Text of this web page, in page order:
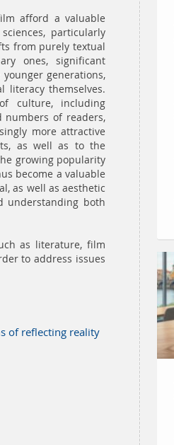
afford a valuable
particularly
from purely textual
ones, significant
generations,
literacy themselves.
culture, including
of readers,
more attractive
as well as to the
growing popularity
become a valuable
as well as aesthetic
understanding both
as literature, film
to address issues
of reflecting reality